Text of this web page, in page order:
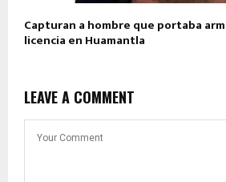
Capturan a hombre que portaba
licencia en Huamantla
LEAVE A COMMENT